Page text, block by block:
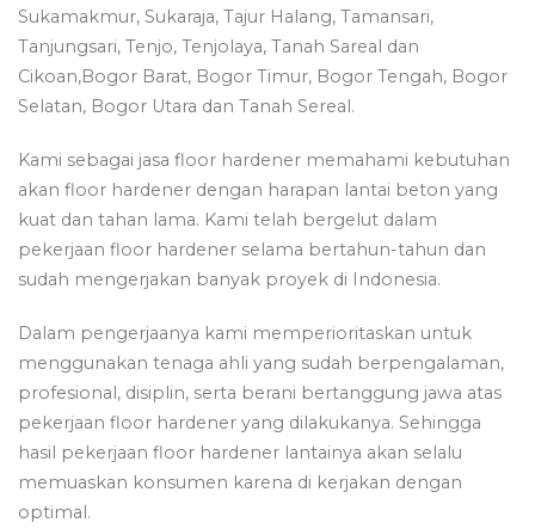
Sukamakmur, Sukaraja, Tajur Halang, Tamansari,
Tanjungsari, Tenjo, Tenjolaya, Tanah Sareal dan
Cikoan,Bogor Barat, Bogor Timur, Bogor Tengah, Bogor
Selatan, Bogor Utara dan Tanah Sereal.
Kami sebagai jasa floor hardener memahami kebutuhan
akan floor hardener dengan harapan lantai beton yang
kuat dan tahan lama. Kami telah bergelut dalam
pekerjaan floor hardener selama bertahun-tahun dan
sudah mengerjakan banyak proyek di Indonesia.
Dalam pengerjaanya kami memperioritaskan untuk
menggunakan tenaga ahli yang sudah berpengalaman,
profesional, disiplin, serta berani bertanggung jawa atas
pekerjaan floor hardener yang dilakukanya. Sehingga
hasil pekerjaan floor hardener lantainya akan selalu
memuaskan konsumen karena di kerjakan dengan
optimal.